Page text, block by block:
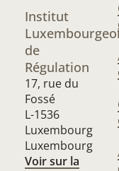
Institut
de
Régulation
17, rue du
Fossé
L-1536
Luxembourg
Luxembourg
Voir sur la